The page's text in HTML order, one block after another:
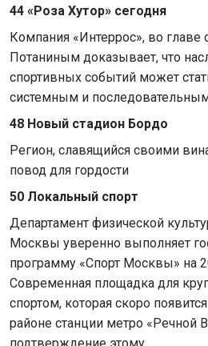
44 «Роза Хутор» сегодня
Компания «Интеррос», во
Потаниным доказывает, что
спортивных событий может
системным и
48 Новый стадион Бордо
Регион, славящийся своими
повод для гордости
50 Локальный спорт
Департамент физической
Москвы уверенно выполняет
программу «Спорт Москвы» на
Современная площадка для
спортом, которая скоро
районе станции метро «Речной